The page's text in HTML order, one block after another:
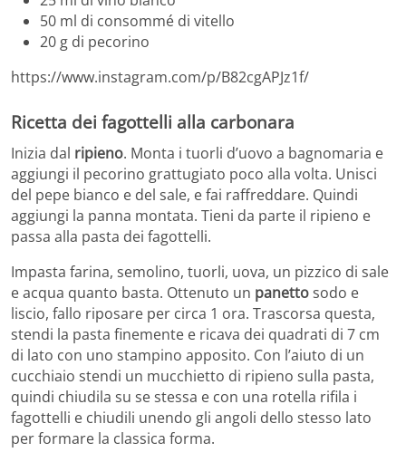
50 ml di consommé di vitello
20 g di pecorino
https://www.instagram.com/p/B82cgAPJz1f/
Ricetta dei fagottelli alla carbonara
Inizia dal ripieno. Monta i tuorli d’uovo a bagnomaria e
aggiungi il pecorino grattugiato poco alla volta. Unisci
del pepe bianco e del sale, e fai raffreddare. Quindi
aggiungi la panna montata. Tieni da parte il ripieno e
passa alla pasta dei fagottelli.
Impasta farina, semolino, tuorli, uova, un pizzico di sale
e acqua quanto basta. Ottenuto un panettosodo e
liscio, fallo riposare per circa 1 ora. Trascorsa questa,
stendi la pasta finemente e ricava dei quadrati di 7 cm
di lato con uno stampino apposito. Con l’aiuto di un
cucchiaio stendi un mucchietto di ripieno sulla pasta,
quindi chiudila su se stessa e con una rotella rifila i
fagottelli e chiudili unendo gli angoli dello stesso lato
per formare la classica forma.